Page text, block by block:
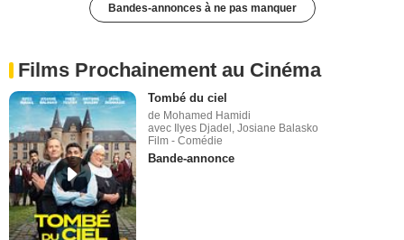
Bandes-annonces à ne pas manquer
Films Prochainement au Cinéma
Tombé du ciel
de Mohamed Hamidi
avec Ilyes Djadel, Josiane Balasko
Film - Comédie
Bande-annonce